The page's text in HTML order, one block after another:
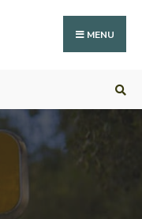
MENU